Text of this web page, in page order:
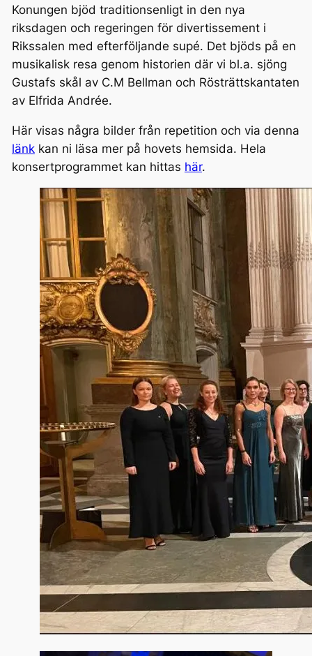
Konungen bjöd traditionsenligt in den nya
riksdagen och regeringen för divertissement i
Rikssalen med efterföljande supé. Det bjöds på en
musikalisk resa genom historien där vi bl.a. sjöng
Gustafs skål av C.M Bellman och Rösträttskantaten
av Elfrida Andrée.
Här visas några bilder från repetition och via denna
länkkan ni läsa mer på hovets hemsida. Hela
konsertprogrammet kan hittas här.